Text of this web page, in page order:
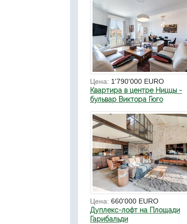
Цена: 1'790'000 EURO
Квартира в центре Ниццы -
бульвар Виктора Гюго
Цена: 660'000 EURO
Дуплекс-лофт на Площади
Гарибальди